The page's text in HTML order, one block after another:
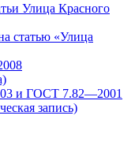
Улица Красного
статью «Улица
и ГОСТ 7.82—2001
запись)